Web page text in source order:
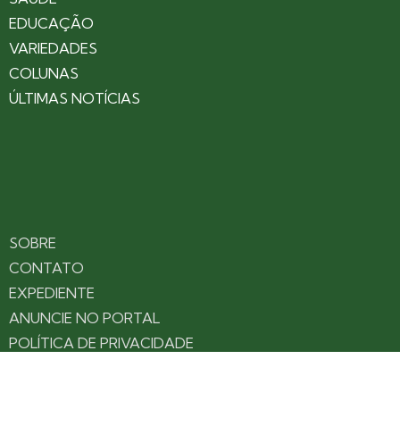
EDUCAÇÃO
VARIEDADES
COLUNAS
ÚLTIMAS NOTÍCIAS
SOBRE
CONTATO
EXPEDIENTE
ANUNCIE NO PORTAL
POLÍTICA DE PRIVACIDADE